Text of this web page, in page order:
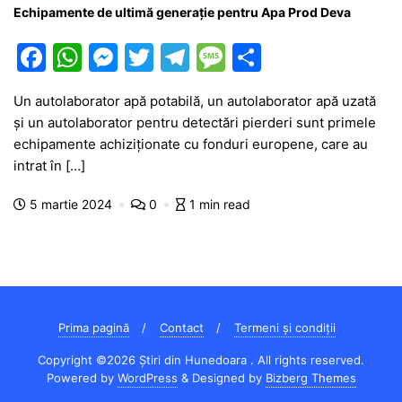
Echipamente de ultimă generație pentru Apa Prod Deva
F
c
e
b
o
W
at
s
A
p
M
s
s
n
T
itt
er
T
e
gr
m
M
s
s
g
ta
je
Un autolaborator apă potabilă, un autolaborator apă uzată
și un autolaborator pentru detectări pierderi sunt primele
echipamente achiziționate cu fonduri europene, care au
intrat în […]
5 martie 2024 0 1 min read
Prima pagină Contact Termeni și condiții
Copyright ©2026 Știri din Hunedoara . All rights reserved.
Powered by WordPress & Designed by Bizberg Themes